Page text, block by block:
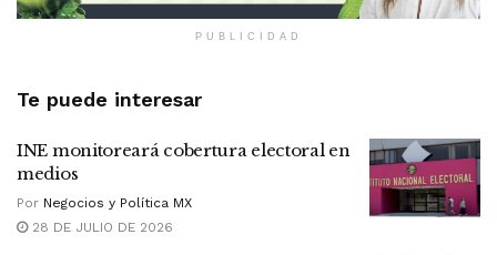
PUBLICIDAD
Te puede interesar
INE monitoreará cobertura electoral en
medios
Por Negocios y Política MX
28 DE JULIO DE 2026